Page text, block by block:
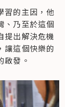
習的主因，他
、乃至於這個
提出解決危機
讓這個快樂的
發。